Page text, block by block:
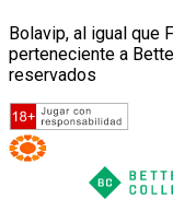
Bolavip, al igual que
perteneciente a
reservados